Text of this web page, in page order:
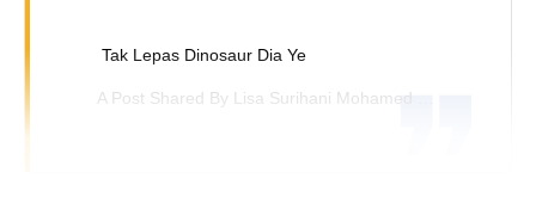
Tak Lepas Dinosaur Dia Ye
A Post Shared By Lisa Surihani Mohamed 💋